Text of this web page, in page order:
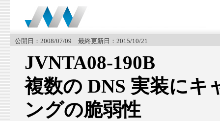
公開日：2008/07/09 最終更新日：2015/10/21
JVNTA08-190B
複数の DNS 実装にキ
ングの脆弱性